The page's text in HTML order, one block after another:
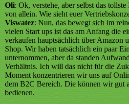
Oli: Ok, verstehe, aber selbst das
von allein. Wie sieht euer
Viswatez: Nun, das bewegt sich im
vielen Start ups ist das am Anfang die
verkaufen hauptsächlich über Amazon
Shop. Wir haben tatsächlich ein paar
unternommen, aber da standen
Verhältnis. Ich will das nicht für die
Moment konzentrieren wir uns auf
dem B2C Bereich. Die können wir gut
bedienen.